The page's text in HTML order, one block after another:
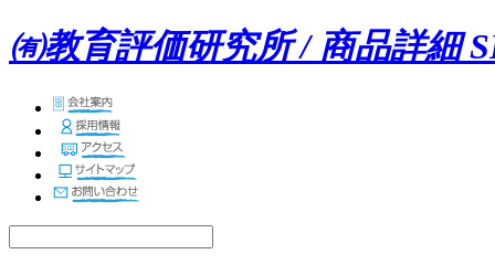
㈲教育評価研究所 / 商品詳細